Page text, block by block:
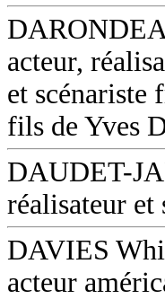
acteur,
et scénariste
fils de Yves
DAUDET-
réalisateur et
DAVIES
acteur